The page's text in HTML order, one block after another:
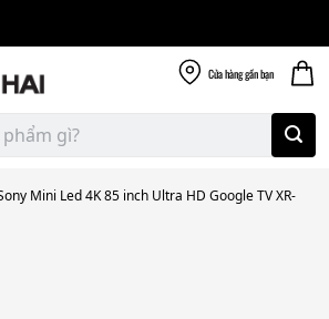
Cửa hànggần bạn
Mini Led 4K 85 inch Ultra HD Google TV XR-